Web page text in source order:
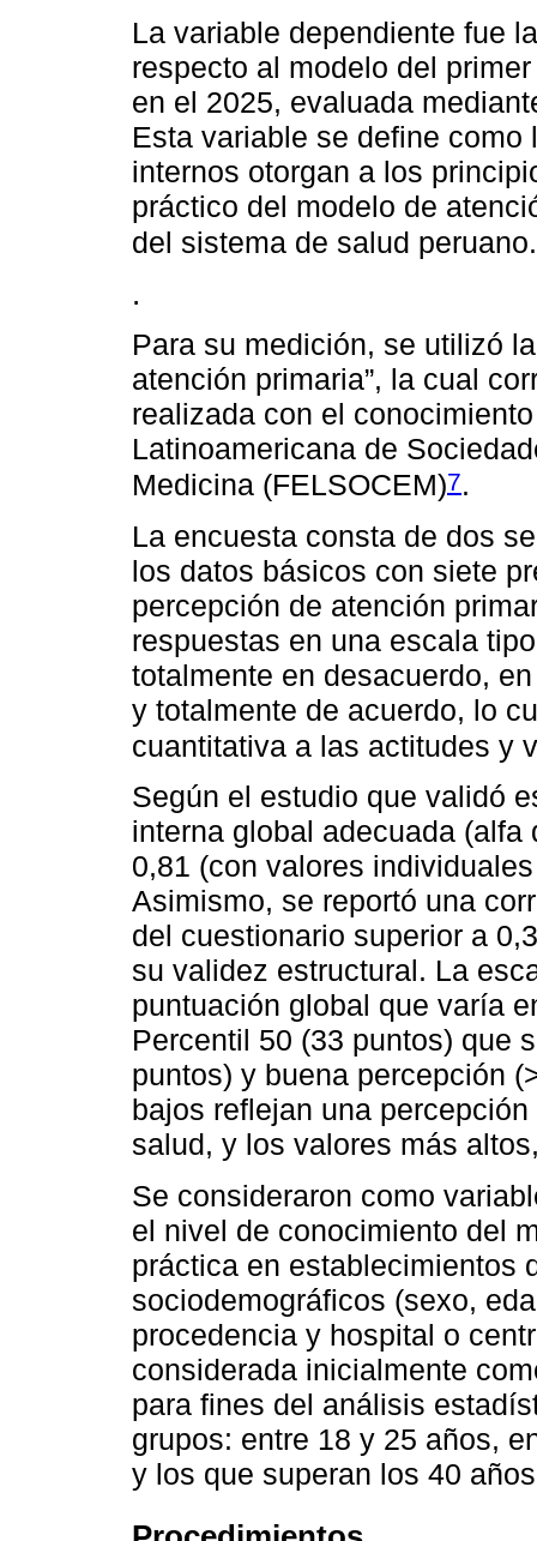
La variable dependiente fue
respecto al modelo del
en el 2025, evaluada
Esta variable se define
internos otorgan a los
práctico del modelo de
del sistema de salud
.
Para su medición, se utilizó
atención primaria”, la cual
realizada con el
Latinoamericana de
Medicina (FELSOCEM)7.
La encuesta consta de dos
los datos básicos con siete
percepción de atención
respuestas en una escala
totalmente en desacuerdo,
y totalmente de acuerdo, lo
cuantitativa a las actitudes y
Según el estudio que validó
interna global adecuada
0,81 (con valores
Asimismo, se reportó una
del cuestionario superior a
su validez estructural. La
puntuación global que varía
Percentil 50 (33 puntos) que
puntos) y buena percepción
bajos reflejan una
salud, y los valores más
Se consideraron como
el nivel de conocimiento del
práctica en establecimientos
sociodemográficos (sexo,
procedencia y hospital o
considerada inicialmente
para fines del análisis
grupos: entre 18 y 25 años,
y los que superan los 40